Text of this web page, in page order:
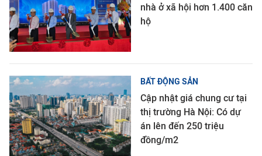
nhà ở xã hội hơn 1.400 căn
hộ
BẤT ĐỘNG SẢN
Cập nhật giá chung cư tại
thị trường Hà Nội: Có dự
án lên đến 250 triệu
đồng/m2